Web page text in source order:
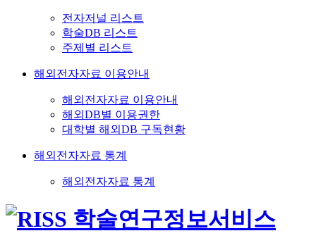
전자저널 리스트
학술DB 리스트
주제별 리스트
해외전자자료 이용안내
해외전자자료 이용안내
해외DB별 이용권한
대학별 해외DB 구독현황
해외전자자료 통계
해외전자자료 통계